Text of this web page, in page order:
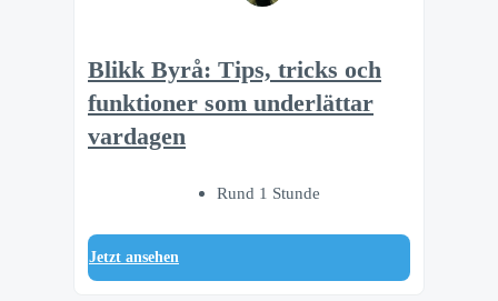
Blikk Byrå: Tips, tricks och
funktioner som underlättar
vardagen
Rund 1 Stunde
Jetzt ansehen